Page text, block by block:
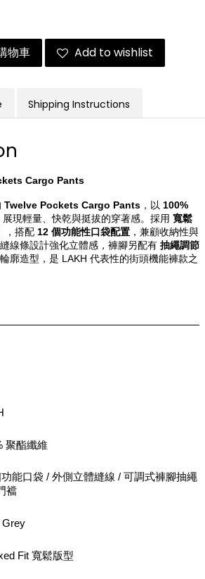
物車 Add to wishlist
Shipping Instructions
Cargo Pants
Twelve Pockets Cargo Pants ，以 100%
現輕量、快乾與挺拔的穿著感。採用 寬鬆
，搭配 12 個功能性口袋配置 ，兼顧收納性與
線條設計強化立體感，褲腳另配有 抽繩調節
廓造型，是 LAKH 代表性的街頭機能褲款之
聚酯纖維
能口袋 / 外側立體縫線 / 可調式褲腳抽繩
襠
Grey
Fit 寬鬆版型